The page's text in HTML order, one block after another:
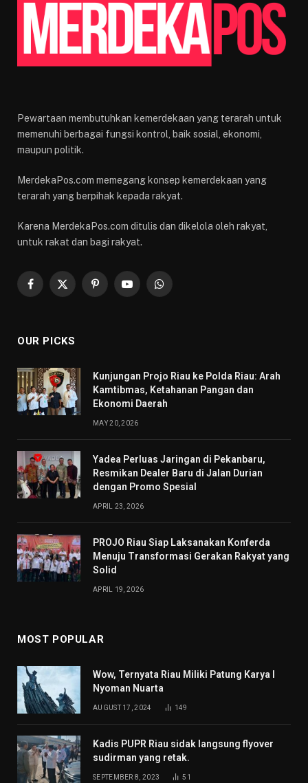
Pewartaan membutuhkan kemerdekaan yang terarah untuk
memenuhi berbagai fungsi kontrol, baik sosial, ekonomi,
maupun politik.
MerdekaPos.com memegang konsep kemerdekaan yang
terarah yang berpihak kepada rakyat.
Karena MerdekaPos.com ditulis dan dikelola oleh rakyat,
untuk rakat dan bagi rakyat.
Facebook
X
PinterestYouTubeWhatsApp
OUR PICKS
Kunjungan Projo Riau ke Polda Riau: Arah
Kamtibmas, Ketahanan Pangan dan
Ekonomi Daerah
MAY 20, 2026
Yadea Perluas Jaringan di Pekanbaru,
Resmikan Dealer Baru di Jalan Durian
dengan Promo Spesial
APRIL 23, 2026
PROJO Riau Siap Laksanakan Konferda
Menuju Transformasi Gerakan Rakyat yang
Solid
APRIL 19, 2026
MOST POPULAR
Wow, Ternyata Riau Miliki Patung Karya I
Nyoman Nuarta
AUGUST 17, 2024 149
Kadis PUPR Riau sidak langsung flyover
sudirman yang retak.
SEPTEMBER 8, 2023 51